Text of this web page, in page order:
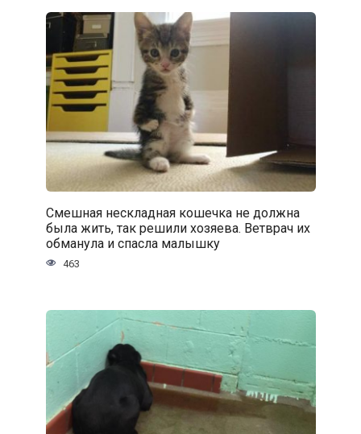
Смешная нескладная кошечка не должна
была жить, так решили хозяева. Ветврач их
обманула и спасла малышку
463